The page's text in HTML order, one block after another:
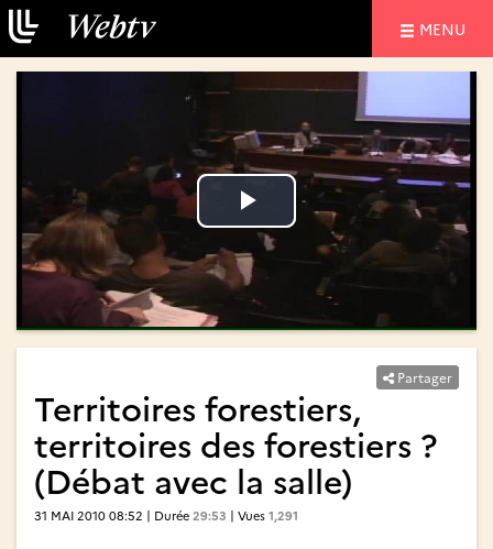
MENU
Lire
la
vidéo
Lire
la
vidéo
Partager
Territoires forestiers,
territoires des forestiers ?
(Débat avec la salle)
31 MAI 2010 08:52 | Durée 29:53 | Vues 1,291